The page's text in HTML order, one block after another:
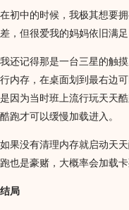
在初中的时候，我极其想要
差，但很爱我的妈妈依旧满足
我还记得那是一台三星的触
行内存，在桌面划到最右边
是因为当时班上流行玩天天
酷跑才可以缓慢加载进入。
如果没有清理内存就启动天
跑也是豪赌，大概率会加载卡
结局